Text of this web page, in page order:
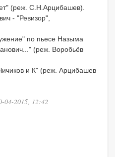
(реж. С.Н.Арцибашев).
- "Ревизор",
по пьесе Назыма
(реж. Воробьёв
и К" (реж. Арцибашев
04-2015, 12:42